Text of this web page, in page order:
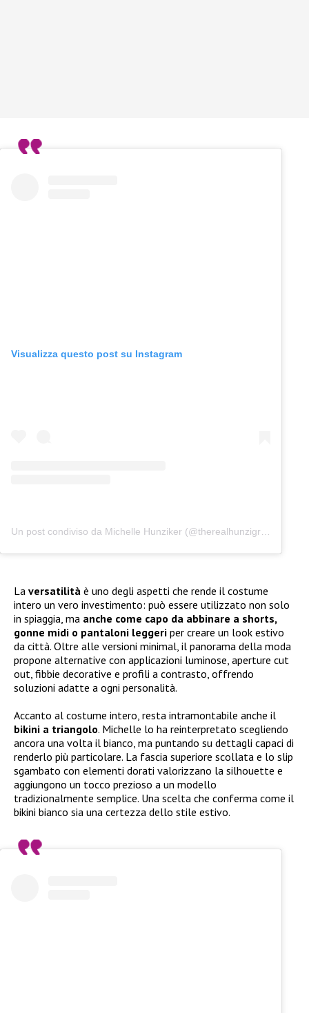
Visualizza questo post su Instagram
La versatilità è uno degli aspetti che rende il costume
intero un vero investimento: può essere utilizzato non solo
in spiaggia, ma anche come capo da abbinare a shorts,
gonne midi o pantaloni leggeri per creare un look estivo
da città. Oltre alle versioni minimal, il panorama della moda
propone alternative con applicazioni luminose, aperture cut
out, fibbie decorative e profili a contrasto, offrendo
soluzioni adatte a ogni personalità.
Accanto al costume intero, resta intramontabile anche il
bikini a triangolo. Michelle lo ha reinterpretato scegliendo
ancora una volta il bianco, ma puntando su dettagli capaci di
renderlo più particolare. La fascia superiore scollata e lo slip
sgambato con elementi dorati valorizzano la silhouette e
aggiungono un tocco prezioso a un modello
tradizionalmente semplice. Una scelta che conferma come il
bikini bianco sia una certezza dello stile estivo.